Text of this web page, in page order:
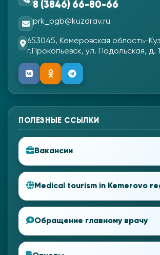
8 (3846) 66-80-66
prk_pgb@kuzdrav.ru
653045, Кемеровская область-
г.Прокопьевск, ул. Подольская, д.
ПОЛЕЗНЫЕ ССЫЛКИ
Вакансии
Medical tourism in Kemerovo
Обращение главному врачу